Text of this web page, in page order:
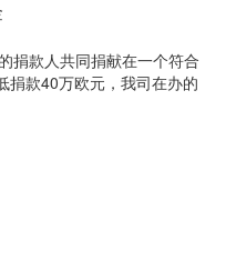
捐款人共同捐献在一个符合
捐款40万欧元，我司在办的